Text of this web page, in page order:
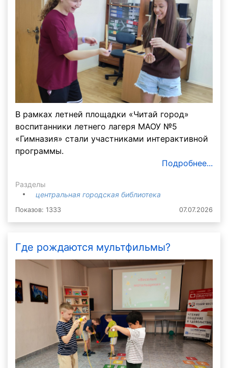
В рамках летней площадки «Читай город»
воспитанники летнего лагеря МАОУ №5
«Гимназия» стали участниками интерактивной
программы.
Подробнее...
Разделы
центральная городская библиотека
Показов: 1333 07.07.2026
Где рождаются мультфильмы?